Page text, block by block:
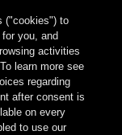
("cookies") to
you, and
activities
learn more see
regarding
after consent is
on every
to use our